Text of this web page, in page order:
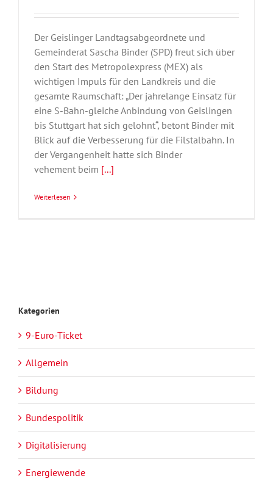
Der Geislinger Landtagsabgeordnete und
Gemeinderat Sascha Binder (SPD) freut sich über
den Start des Metropolexpress (MEX) als
wichtigen Impuls für den Landkreis und die
gesamte Raumschaft: „Der jahrelange Einsatz für
eine S-Bahn-gleiche Anbindung von Geislingen
bis Stuttgart hat sich gelohnt“, betont Binder mit
Blick auf die Verbesserung für die Filstalbahn. In
der Vergangenheit hatte sich Binder
vehement beim [...]
Weiterlesen
Kategorien
9-Euro-Ticket
Allgemein
Bildung
Bundespolitik
Digitalisierung
Energiewende